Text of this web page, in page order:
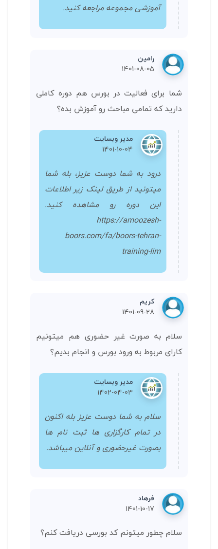
آموزشی مجموعه مراجعه کنید.
رامین
1401-08-05
شما برای فعالیت در بورس هم دوره کاملی
دارید که تمامی مباحث رو آموزش بده؟
مدیر وبسایت
1401-10-04
درود به شما دوست عزیز، بله شما
میتونید از طریق لینک زیر اطلاعات
این دوره رو مشاهده کنید.
https://amoozesh-
boors.com/fa/boors-tehran-
training-lim
کریم
1401-09-28
سلام به صورت غیر حضوری هم میتونیم
کارای مربوط به ورود بورس و انجام بدیم؟
مدیر وبسایت
1402-04-03
سلام به شما دوست عزیز بله اکنون
در تمام کارگزاری ها ثبت نام ها
بصورت غیرحضوری و آنلاین میباشد.
فرهاد
1401-10-17
سلام چطور میتونم کد بورسی دریافت کنم؟